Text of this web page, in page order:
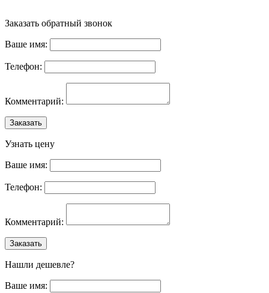
Заказать обратный звонок
Ваше имя:
Телефон:
Комментарий:
Заказать
Узнать цену
Ваше имя:
Телефон:
Комментарий:
Заказать
Нашли дешевле?
Ваше имя: